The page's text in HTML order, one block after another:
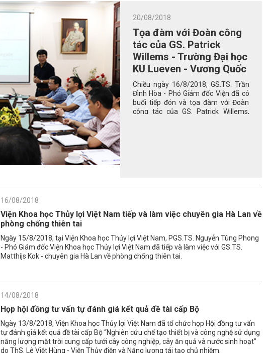
20/08/2018
Tọa đàm với Đoàn công
tác của GS. Patrick
Willems - Trường Đại học
KU Lueven - Vương Quốc
Bỉ
Chiều ngày 16/8/2018, GS.TS. Trần
Đình Hòa - Phó Giám đốc Viện đã có
buổi tiếp đón và tọa đàm với Đoàn
công tác của GS. Patrick Willems,
16/08/2018
Viện Khoa học Thủy lợi Việt Nam tiếp và làm việc chuyên gia Hà Lan về
phòng chống thiên tai
Ngày 15/8/2018, tại Viện Khoa học Thủy lợi Việt Nam, PGS.TS. Nguyễn Tùng Phong
- Phó Giám đốc Viện Khoa học Thủy lợi Việt Nam đã tiếp và làm việc với GS.TS.
Matthijs Kok - chuyên gia Hà Lan về phòng chống thiên tai.
14/08/2018
Họp hội đồng tư vấn tự đánh giá kết quả đề tài cấp Bộ
Ngày 13/8/2018, Viện Khoa học Thủy lợi Việt Nam đã tổ chức họp Hội đồng tư vấn
tự đánh giá kết quả đề tài cấp Bộ “Nghiên cứu chế tạo thiết bị và công nghệ sử dụng
năng lượng mặt trời cung cấp tưới cây công nghiệp, cây ăn quả và nước sinh hoạt”
do ThS. Lê Việt Hùng - Viện Thủy điện và Năng lượng tái tạo chủ nhiệm.